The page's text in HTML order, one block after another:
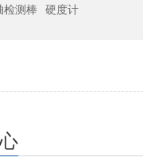
检测棒 硬度计